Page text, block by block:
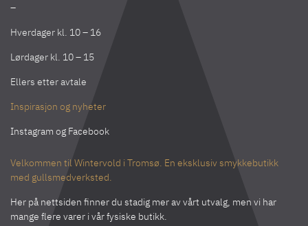
–
Hverdager kl. 10 – 16
Lørdager kl. 10 – 15
Ellers etter avtale
Inspirasjon og nyheter
Instagram og Facebook
Velkommen til Wintervold i Tromsø. En eksklusiv smykkebutikk
med gullsmedverksted.
Her på nettsiden finner du stadig mer av vårt utvalg, men vi har
mange flere varer i vår fysiske butikk.